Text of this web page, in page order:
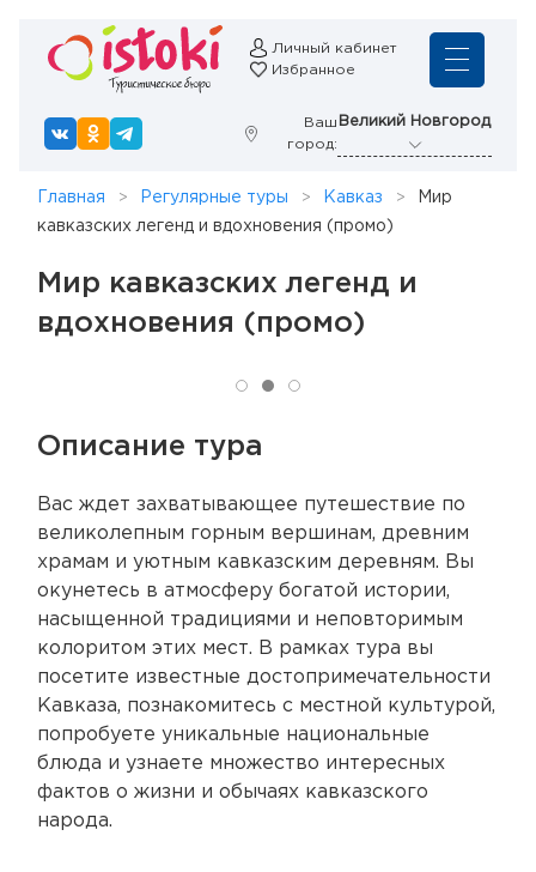
Личный кабинет
Избранное
Ваш
город:
Великий Новгород
Главная Регулярные туры Кавказ
Мир
кавказских легенд и вдохновения (промо)
Мир кавказских легенд и
вдохновения (промо)
Описание тура
Вас ждет захватывающее путешествие по
великолепным горным вершинам, древним
храмам и уютным кавказским деревням. Вы
окунетесь в атмосферу богатой истории,
насыщенной традициями и неповторимым
колоритом этих мест. В рамках тура вы
посетите известные достопримечательности
Кавказа, познакомитесь с местной культурой,
попробуете уникальные национальные
блюда и узнаете множество интересных
фактов о жизни и обычаях кавказского
народа.